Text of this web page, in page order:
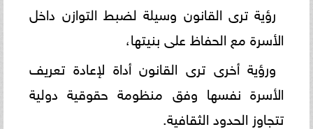
رؤية ترى القانون وسيلة لضبط التوازن داخل
الأسرة مع الحفاظ على بنيتها،
ورؤية أخرى ترى القانون أداة لإعادة تعريف
الأسرة نفسها وفق منظومة حقوقية دولية
تتجاوز الحدود الثقافية.